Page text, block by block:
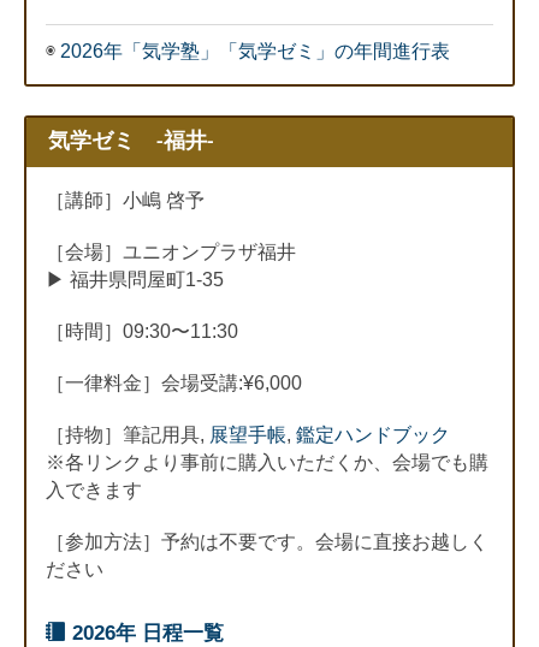
◉ 2026年「気学塾」「気学ゼミ」の年間進行表
気学ゼミ -福井-
［講師］小嶋 啓予
［会場］ユニオンプラザ福井
▶︎ 福井県問屋町1-35
［時間］09:30〜11:30
［一律料金］会場受講:¥6,000
［持物］筆記用具, 展望手帳, 鑑定ハンドブック
※各リンクより事前に購入いただくか、会場でも購
入できます
［参加方法］予約は不要です。会場に直接お越しく
ださい
2026年 日程一覧